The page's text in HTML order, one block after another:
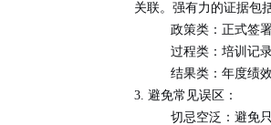
关联。强有力的证据包
政策类 ：正式签
过程类 ：培训记
结果类 ：年度绩
3. 避免常见误区 ：
切忌空泛 ：避免